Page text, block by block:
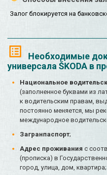
Залог блокируется на
Необходимые
универсала ŠKODA в
Национальное
(заполненное буквами из
к водительским правам,
постоянно меняется, мы
международное
Загранпаспорт;
Адрес проживания с
(прописка) в
город, улица, дом, квартира;